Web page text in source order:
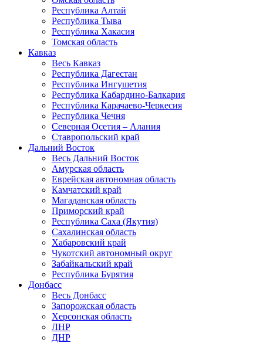
Республика Алтай
Республика Тыва
Республика Хакасия
Томская область
Кавказ
Весь Кавказ
Республика Дагестан
Республика Ингушетия
Республика Кабардино-Балкария
Республика Карачаево-Черкесия
Республика Чечня
Северная Осетия – Алания
Ставропольский край
Дальний Восток
Весь Дальний Восток
Амурская область
Еврейская автономная область
Камчатский край
Магаданская область
Приморский край
Республика Саха (Якутия)
Сахалинская область
Хабаровский край
Чукотский автономный округ
Забайкальский край
Республика Бурятия
Донбасс
Весь Донбасс
Запорожская область
Херсонская область
ЛНР
ДНР